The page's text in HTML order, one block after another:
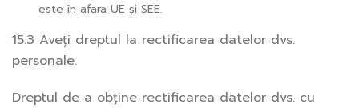
este în afara UE și SEE.
15.3 Aveți dreptul la rectificarea datelor dvs.
personale.
Dreptul de a obține rectificarea datelor dvs. cu